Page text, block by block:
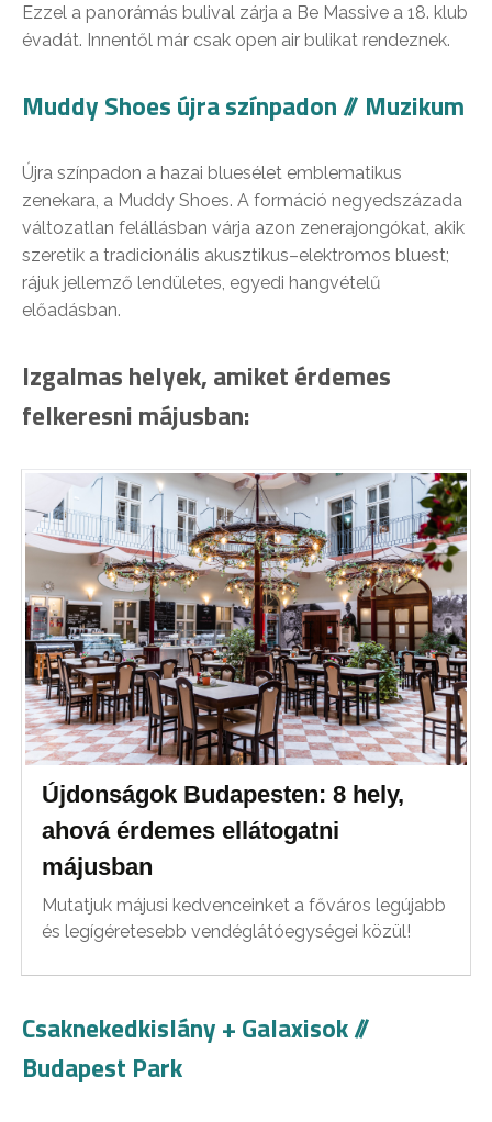
Ezzel a panorámás bulival zárja a Be Massive a 18. klub
évadát. Innentől már csak open air bulikat rendeznek.
Muddy Shoes újra színpadon // Muzikum
Újra színpadon a hazai bluesélet emblematikus
zenekara, a Muddy Shoes. A formáció negyedszázada
változatlan felállásban várja azon zenerajongókat, akik
szeretik a tradicionális akusztikus–elektromos bluest;
rájuk jellemző lendületes, egyedi hangvételű
előadásban.
Izgalmas helyek, amiket érdemes
felkeresni májusban:
Újdonságok Budapesten: 8 hely,
ahová érdemes ellátogatni
májusban
Mutatjuk májusi kedvenceinket a főváros legújabb
és legígéretesebb vendéglátóegységei közül!
Csaknekedkislány + Galaxisok //
Budapest Park